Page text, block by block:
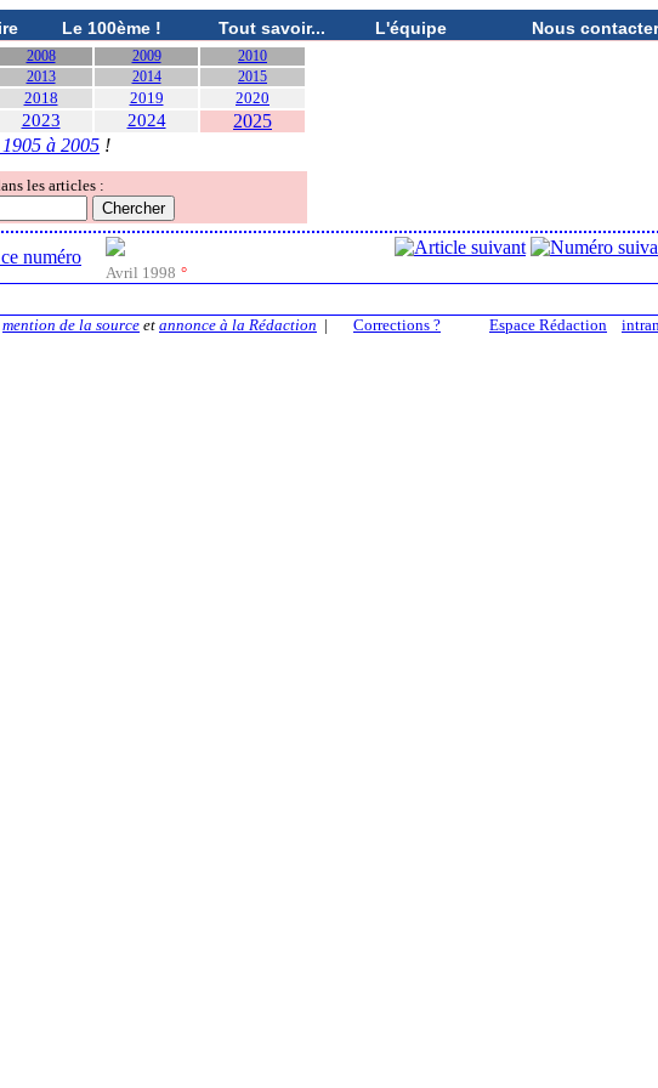
Le 100ème ! Tout savoir... L'équipe Nous contacter
2008 2009
2010
2013 2014 2015
2018 2019 2020
2023 2024
2025
à 2005 !
les articles :
Avril 1998 °
Espace Rédaction
mention de la source et annonce à la Rédaction | Corrections ?